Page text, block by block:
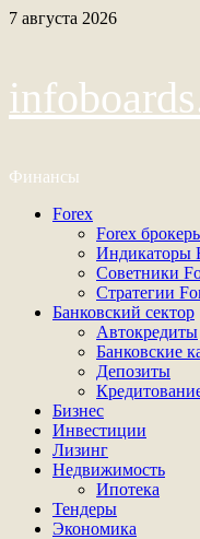
Перейти
7 августа 2026
Финансы
Основное
Forex
Forex
Индикаторы
Советники
Стратегии
Банковский сектор
Автокредиты
Банковские
Депозиты
Бизнес
Инвестиции
Лизинг
Недвижимость
Ипотека
Тендеры
Экономика